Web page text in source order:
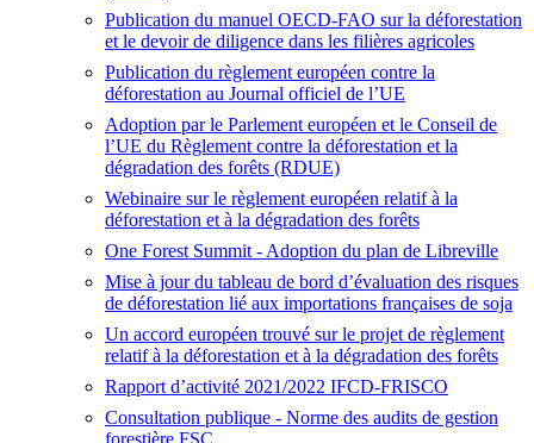
Publication du manuel OECD-FAO sur la déforestation
et le devoir de diligence dans les filières agricoles
Publication du règlement européen contre la
déforestation au Journal officiel de l’UE
Adoption par le Parlement européen et le Conseil de
l’UE du Règlement contre la déforestation et la
dégradation des forêts (RDUE)
Webinaire sur le règlement européen relatif à la
déforestation et à la dégradation des forêts
One Forest Summit - Adoption du plan de Libreville
Mise à jour du tableau de bord d’évaluation des risques
de déforestation lié aux importations françaises de soja
Un accord européen trouvé sur le projet de règlement
relatif à la déforestation et à la dégradation des forêts
Rapport d’activité 2021/2022 IFCD-FRISCO
Consultation publique - Norme des audits de gestion
forestière FSC